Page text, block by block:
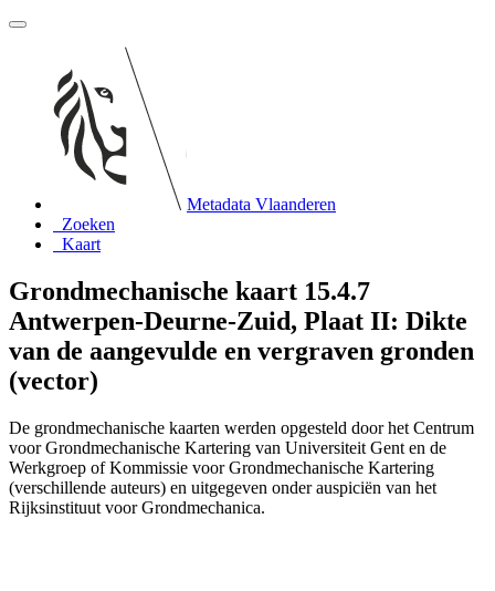
Metadata Vlaanderen
Zoeken
Kaart
Grondmechanische kaart 15.4.7
Antwerpen-Deurne-Zuid, Plaat II: Dikte
van de aangevulde en vergraven gronden
(vector)
De grondmechanische kaarten werden opgesteld door het Centrum
voor Grondmechanische Kartering van Universiteit Gent en de
Werkgroep of Kommissie voor Grondmechanische Kartering
(verschillende auteurs) en uitgegeven onder auspiciën van het
Rijksinstituut voor Grondmechanica.